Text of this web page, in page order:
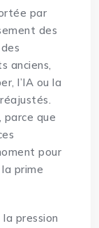
par
des
anciens,
l’IA ou la
que
pour
prime
la pression